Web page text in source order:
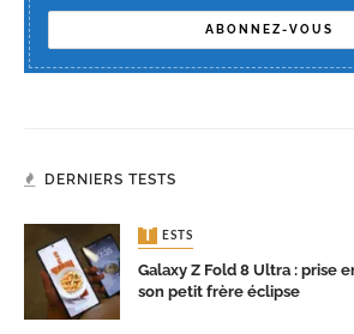
DERNIERS TESTS
TESTS
Galaxy Z Fold 8 Ultra : prise
son petit frère éclipse